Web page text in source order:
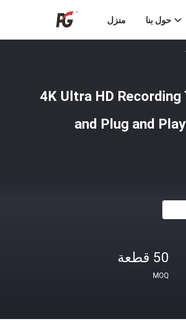
منزل حول بنا
4K Ultra HD
and Plug and
50 قطعة
MOQ